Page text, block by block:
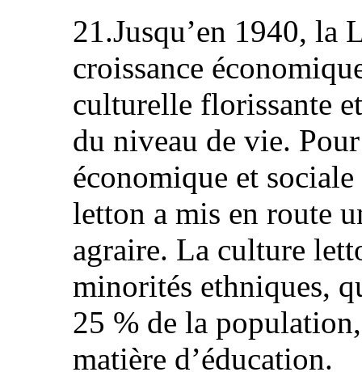
21.Jusqu’en 1940, la
croissance
culturelle florissante
du niveau de vie.
économique et
letton a mis en route
agraire. La culture
minorités ethniques,
25 % de la
matière d’éducation.